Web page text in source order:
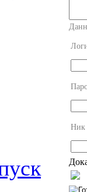
Ник